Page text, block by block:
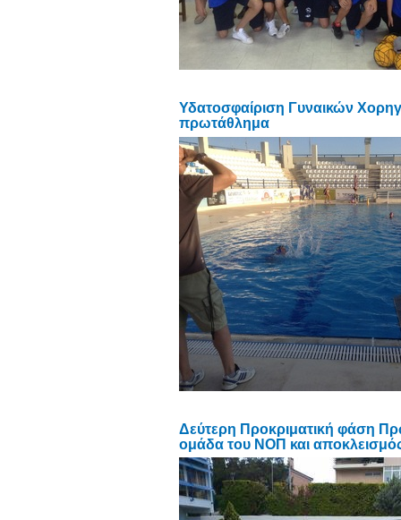
Υδατοσφαίριση Γυναικών
πρωτάθλημα
Δεύτερη Προκριματική φάση
ομάδα του ΝΟΠ και